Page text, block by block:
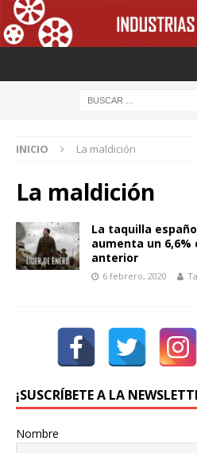
INICIO La maldición
La maldición
La taquilla
aumenta un
anterior
6 febrero, 2020
¡SUSCRÍBETE A LA
Nombre